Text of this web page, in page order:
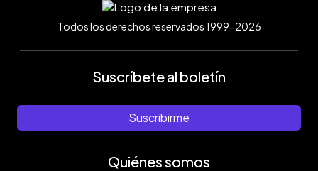
Todos los derechos reservados 1999-2026
Suscríbete al boletín
Suscribirme
Quiénes somos